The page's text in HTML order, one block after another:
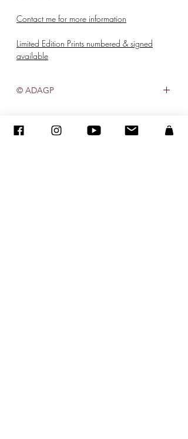
Contact me for more information
Limited Edition Prints numbered & signed
available
© ADAGP